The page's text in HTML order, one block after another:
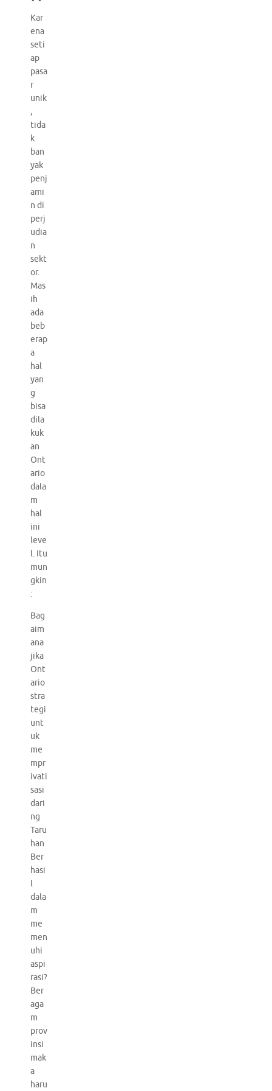
Kar
ena
seti
ap
pasa
r
unik
,
tida
k
ban
yak
penj
ami
n di
perj
udia
n
sekt
or.
Mas
ih
ada
beb
erap
a
hal
yan
g
bisa
dila
kuk
an
Ont
ario
dala
m
hal
ini
leve
l. Itu
mun
gkin
:
Bag
aim
ana
jika
Ont
ario
stra
tegi
unt
uk
me
mpr
ivati
sasi
dari
ng
Taru
han
Ber
hasi
l
dala
m
me
men
uhi
aspi
rasi?
Ber
aga
m
prov
insi
mak
a
haru